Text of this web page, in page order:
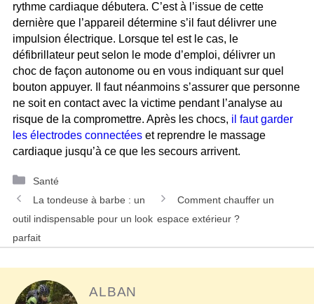
rythme cardiaque débutera. C’est à l’issue de cette
dernière que l’appareil détermine s’il faut délivrer une
impulsion électrique. Lorsque tel est le cas, le
défibrillateur peut selon le mode d’emploi, délivrer un
choc de façon autonome ou en vous indiquant sur quel
bouton appuyer. Il faut néanmoins s’assurer que personne
ne soit en contact avec la victime pendant l’analyse au
risque de la compromettre. Après les chocs, il faut garder
les électrodes connectées et reprendre le massage
cardiaque jusqu’à ce que les secours arrivent.
Catégories
Santé
Navigation
des
articles
La tondeuse à barbe : un
outil indispensable pour un look
parfait
Comment chauffer un
espace extérieur ?
ALBAN